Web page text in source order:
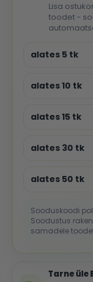
Lisa
toodet -
alates 5 tk
alates 10 tk
alates 15 tk
alates 30 tk
alates 50 tk
Sooduskoodi
Soodustus
samadele
Tarne üle